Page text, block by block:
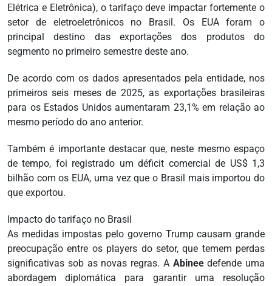
Elétrica e Eletrônica), o tarifaço deve impactar fortemente o
setor de eletroeletrônicos no Brasil. Os EUA foram o
principal destino das exportações dos produtos do
segmento no primeiro semestre deste ano.
De acordo com os dados apresentados pela entidade, nos
primeiros seis meses de 2025, as exportações brasileiras
para os Estados Unidos aumentaram 23,1% em relação ao
mesmo período do ano anterior.
Também é importante destacar que, neste mesmo espaço
de tempo, foi registrado um déficit comercial de US$ 1,3
bilhão com os EUA, uma vez que o Brasil mais importou do
que exportou.
Impacto do tarifaço no Brasil
As medidas impostas pelo governo Trump causam grande
preocupação entre os players do setor, que temem perdas
significativas sob as novas regras. AAbineedefende uma
abordagem diplomática para garantir uma resolução